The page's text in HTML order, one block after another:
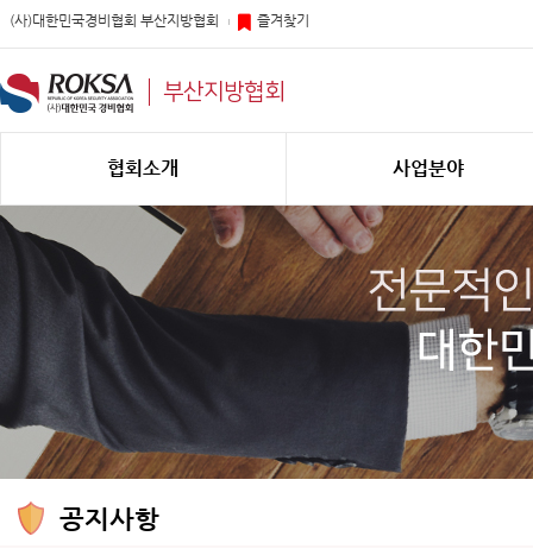
(사)대한민국경비협회 부산지방협회 즐겨찾기
부산지방협회
협회소개 사업분야
공지사항